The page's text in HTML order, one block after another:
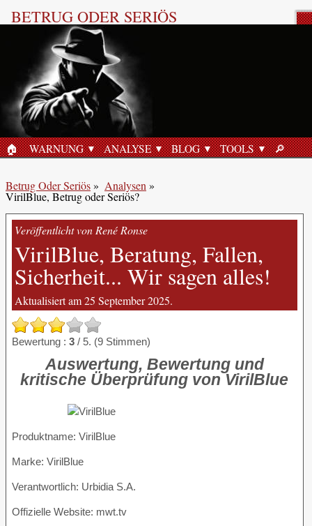
BETRUG ODER SERIÖS
STARTSEITE
🏠︎ WARNUNG ANALYSE BLOG TOOLS SUCHE
🔎︎
Betrug Oder Seriös» Analysen»
VirilBlue, Betrug oder Seriös?
Veröffentlicht von René Ronse
VirilBlue, Beratung, Fallen,
Sicherheit... Wir sagen alles!
Aktualisiert am 25 September 2025.
Bewertung : 3 / 5. (9 Stimmen)
Auswertung, Bewertung und
kritische Überprüfung von VirilBlue
Produktname: VirilBlue
Marke: VirilBlue
Verantwortlich: Urbidia S.A.
Offizielle Website: mwt.tv